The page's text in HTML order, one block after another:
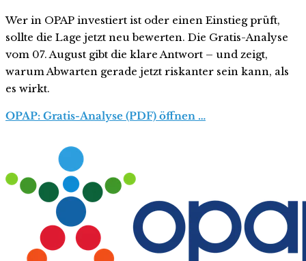
Wer in OPAP investiert ist oder einen Einstieg prüft,
sollte die Lage jetzt neu bewerten. Die Gratis-Analyse
vom 07. August gibt die klare Antwort – und zeigt,
warum Abwarten gerade jetzt riskanter sein kann, als
es wirkt.
OPAP: Gratis-Analyse (PDF) öffnen …